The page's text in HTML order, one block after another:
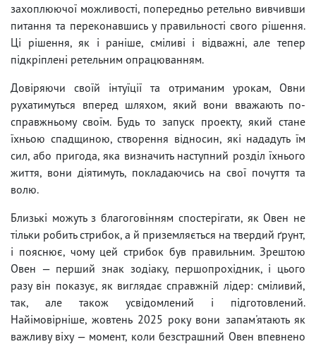
захоплюючої можливості, попередньо ретельно вивчивши
питання та переконавшись у правильності свого рішення.
Ці рішення, як і раніше, сміливі і відважні, але тепер
підкріплені ретельним опрацюванням.
Довіряючи своїй інтуїції та отриманим урокам, Овни
рухатимуться вперед шляхом, який вони вважають по-
справжньому своїм. Будь то запуск проекту, який стане
їхньою спадщиною, створення відносин, які нададуть їм
сил, або пригода, яка визначить наступний розділ їхнього
життя, вони діятимуть, покладаючись на свої почуття та
волю.
Близькі можуть з благоговінням спостерігати, як Овен не
тільки робить стрибок, а й приземляється на твердий ґрунт,
і пояснює, чому цей стрибок був правильним. Зрештою
Овен — перший знак зодіаку, першопрохідник, і цього
разу він показує, як виглядає справжній лідер: сміливий,
так, але також усвідомлений і підготовлений.
Найімовірніше, жовтень 2025 року вони запам'ятають як
важливу віху — момент, коли безстрашний Овен впевнено